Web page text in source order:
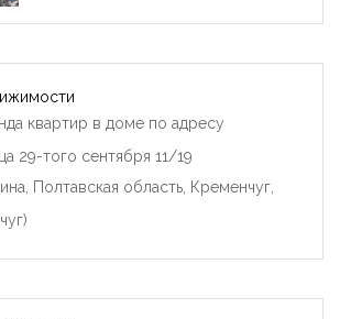
квартир в доме по адресу
29-того сентября 11/19
Полтавская область, Кременчуг,